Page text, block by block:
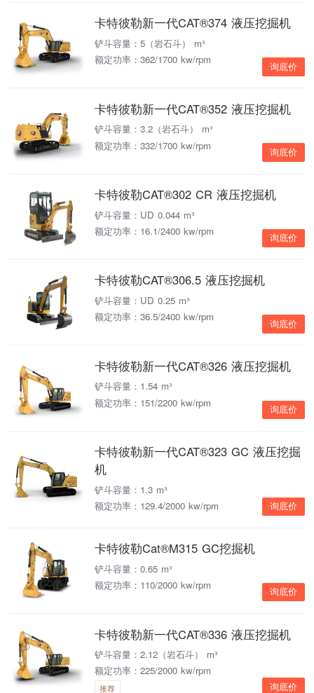
卡特彼勒新一代CAT®374 液压挖掘机
铲斗容量：5（岩石斗） m³
额定功率：362/1700 kw/rpm
询底价
卡特彼勒新一代CAT®352 液压挖掘机
铲斗容量：3.2（岩石斗） m³
额定功率：332/1700 kw/rpm
询底价
卡特彼勒CAT®302 CR 液压挖掘机
铲斗容量：UD 0.044 m³
额定功率：16.1/2400 kw/rpm
询底价
卡特彼勒CAT®306.5 液压挖掘机
铲斗容量：UD 0.25 m³
额定功率：36.5/2400 kw/rpm
询底价
卡特彼勒新一代CAT®326 液压挖掘机
铲斗容量：1.54 m³
额定功率：151/2200 kw/rpm
询底价
卡特彼勒新一代CAT®323 GC 液压挖掘
机
铲斗容量：1.3 m³
额定功率：129.4/2000 kw/rpm
询底价
卡特彼勒Cat®M315 GC挖掘机
铲斗容量：0.65 m³
额定功率：110/2000 kw/rpm
询底价
卡特彼勒新一代CAT®336 液压挖掘机
铲斗容量：2.12（岩石斗） m³
额定功率：225/2000 kw/rpm
推荐 询底价